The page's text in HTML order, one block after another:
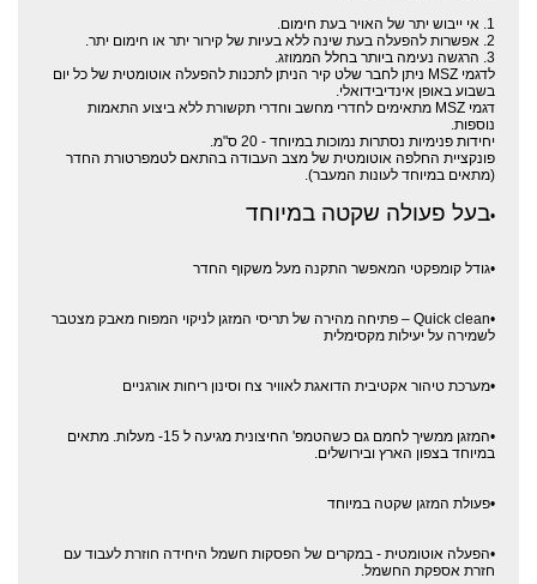
1. אי ייבוש יתר של האויר בעת חימום.
2. אפשרות להפעלה בעת שינה ללא בעיות של קירור יתר או חימום יתר.
3. הרגשה נעימה ביותר בחלל הממוזג.
לדגמי MSZ ניתן לחבר שלט קיר הניתן לתכנות להפעלה אוטומטית של כל יום
בשבוע באופן אינדיבידואלי.
דגמי MSZ מתאימים לחדרי מחשב וחדרי תקשורת ללא ביצוע התאמות
נוספות.
יחידות פנימיות נסתרות נמוכות במיוחד - 20 ס"מ.
פונקציית החלפה אוטומטית של מצב העבודה בהתאם לטמפרטורת החדר
(מתאים במיוחד לעונות המעבר).
•בעל פעולה שקטה במיוחד
•גודל קומפקטי המאפשר התקנה מעל משקוף החדר
•Quick clean – פתיחה מהירה של תריסי המזגן לניקוי המפוח מאבק מצטבר
לשמירה על יעילות מקסימלית
•מערכת טיהור אקטיבית הדואגת לאוויר צח וסינון ריחות אורגניים
•המזגן ממשיך לחמם גם כשהטמפ' החיצונית מגיעה ל 15- מעלות. מתאים
במיוחד בצפון הארץ ובירושלים.
•פעולת המזגן שקטה במיוחד
•הפעלה אוטומטית - במקרים של הפסקות חשמל היחידה חוזרת לעבוד עם
חזרת אספקת החשמל.